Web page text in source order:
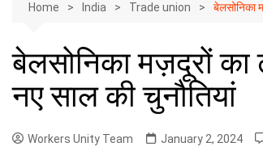
अंतराष्ट्रीय
Home India Trade union बेलसोनिका
बेलसोनिका मज़दूरों
नए साल की चुनौतियां
Workers Unity Team January 2, 2024